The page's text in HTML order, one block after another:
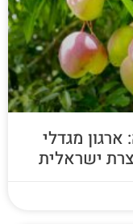
מגדלי
ישראלית